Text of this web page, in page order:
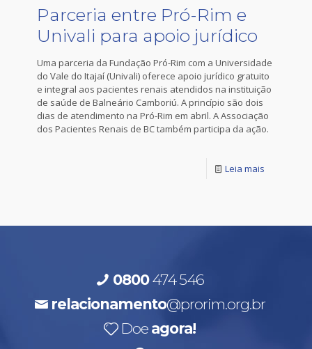
Parceria entre Pró-Rim e
Univali para apoio jurídico
Uma parceria da Fundação Pró-Rim com a Universidade
do Vale do Itajaí (Univali) oferece apoio jurídico gratuito
e integral aos pacientes renais atendidos na instituição
de saúde de Balneário Camboriú. A princípio são dois
dias de atendimento na Pró-Rim em abril. A Associação
dos Pacientes Renais de BC também participa da ação.
Leia mais
0800474 546
relacionamento@prorim.org.br
Doe agora!